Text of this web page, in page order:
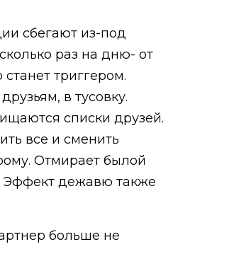
сбегают из-под
раз на дню- от
триггером.
в тусовку.
списки друзей.
все и сменить
Отмирает былой
Эффект дежавю также
больше не